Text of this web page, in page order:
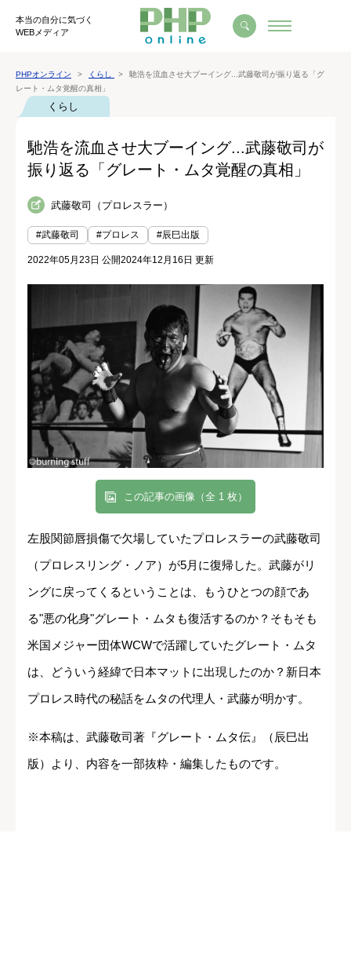
本当の自分に気づく
WEBメディア
PHPオンライン くらし
馳浩を流血させ大ブーイング...武藤敬司が振り返る「グ
レート・ムタ覚醒の真相」
くらし
馳浩を流血させ大ブーイング...武藤敬司が
振り返る「グレート・ムタ覚醒の真相」
武藤敬司（プロレスラー）
#武藤敬司 #プロレス #辰巳出版
2022年05月23日 公開2024年12月16日 更新
この記事の画像（全 1 枚）
左股関節唇損傷で欠場していたプロレスラーの武藤敬司
（プロレスリング・ノア）が5月に復帰した。武藤がリ
ングに戻ってくるということは、もうひとつの顔であ
る"悪の化身"グレート・ムタも復活するのか？そもそも
米国メジャー団体WCWで活躍していたグレート・ムタ
は、どういう経緯で日本マットに出現したのか？新日本
プロレス時代の秘話をムタの代理人・武藤が明かす。
※本稿は、武藤敬司著『グレート・ムタ伝』（辰巳出
版）より、内容を一部抜粋・編集したものです。